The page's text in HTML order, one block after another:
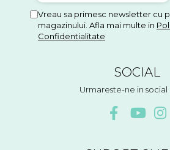
Vreau sa primesc newsletter cu
magazinului. Afla mai multe in
Confidentialitate
SOCIAL
Urmareste-ne in